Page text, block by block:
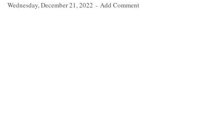
Wednesday, December 21, 2022 Add Comment